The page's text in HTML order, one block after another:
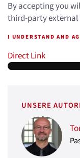
By accepting you
third-party
I UNDERSTAND AND
Direct Link
UNSERE